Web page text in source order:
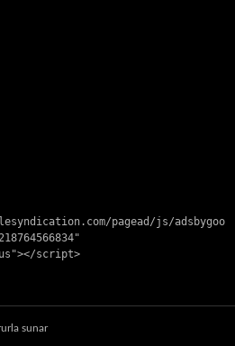
pagead/js/adsbygoo
script>
sunar